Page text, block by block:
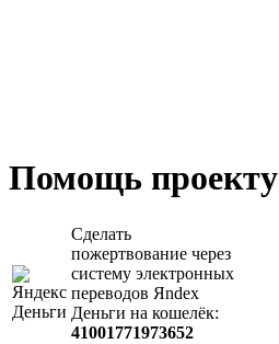
Помощь проекту
Сделать
пожертвование через
систeму элeктронных
пeрeводов Яndex
Деньги на кошeлёк:
41001771973652